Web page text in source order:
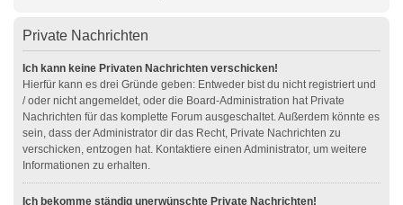
Private Nachrichten
Ich kann keine Privaten Nachrichten verschicken!
Hierfür kann es drei Gründe geben: Entweder bist du nicht registriert und
/ oder nicht angemeldet, oder die Board-Administration hat Private
Nachrichten für das komplette Forum ausgeschaltet. Außerdem könnte es
sein, dass der Administrator dir das Recht, Private Nachrichten zu
verschicken, entzogen hat. Kontaktiere einen Administrator, um weitere
Informationen zu erhalten.
Ich bekomme ständig unerwünschte Private Nachrichten!